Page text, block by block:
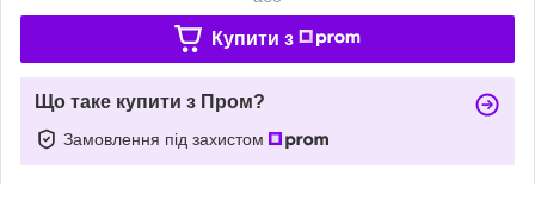
Купити з
Що таке купити з Пром?
Замовлення під захистом